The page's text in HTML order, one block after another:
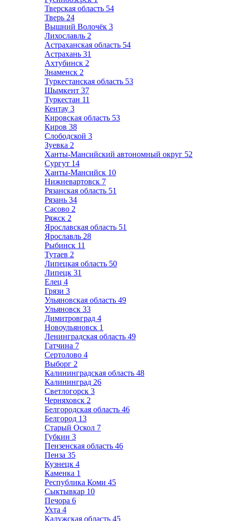
Тверская область 54
Тверь 24
Вышний Волочёк 3
Лихославль 2
Астраханская область 54
Астрахань 31
Ахтубинск 2
Знаменск 2
Туркестанская область 53
Шымкент 37
Туркестан 11
Кентау 3
Кировская область 53
Киров 38
Слободской 3
Зуевка 2
Ханты-Мансийский автономный округ 52
Сургут 14
Ханты-Мансийск 10
Нижневартовск 7
Рязанская область 51
Рязань 34
Сасово 2
Ряжск 2
Ярославская область 51
Ярославль 28
Рыбинск 11
Тутаев 2
Липецкая область 50
Липецк 31
Елец 4
Грязи 3
Ульяновская область 49
Ульяновск 33
Димитровград 4
Новоульяновск 1
Ленинградская область 49
Гатчина 7
Сертолово 4
Выборг 2
Калининградская область 48
Калининград 26
Светлогорск 3
Черняховск 2
Белгородская область 46
Белгород 13
Старый Оскол 7
Губкин 3
Пензенская область 46
Пенза 35
Кузнецк 4
Каменка 1
Республика Коми 45
Сыктывкар 10
Печора 6
Ухта 4
Калужская область 45